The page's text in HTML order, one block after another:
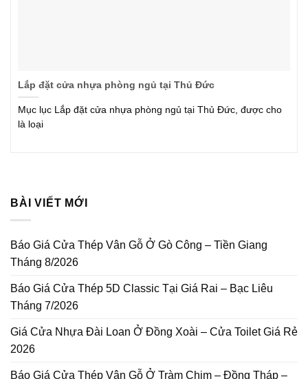
Lắp đặt cửa nhựa phòng ngủ tại Thủ Đức
Mục lục Lắp đặt cửa nhựa phòng ngủ tại Thủ Đức, được cho
là loại
BÀI VIẾT MỚI
Báo Giá Cửa Thép Vân Gỗ Ở Gò Công – Tiền Giang
Tháng 8/2026
Báo Giá Cửa Thép 5D Classic Tại Giá Rai – Bạc Liêu
Tháng 7/2026
Giá Cửa Nhựa Đài Loan Ở Đồng Xoài – Cửa Toilet Giá Rẻ
2026
Báo Giá Cửa Thép Vân Gỗ Ở Tràm Chim – Đồng Tháp –